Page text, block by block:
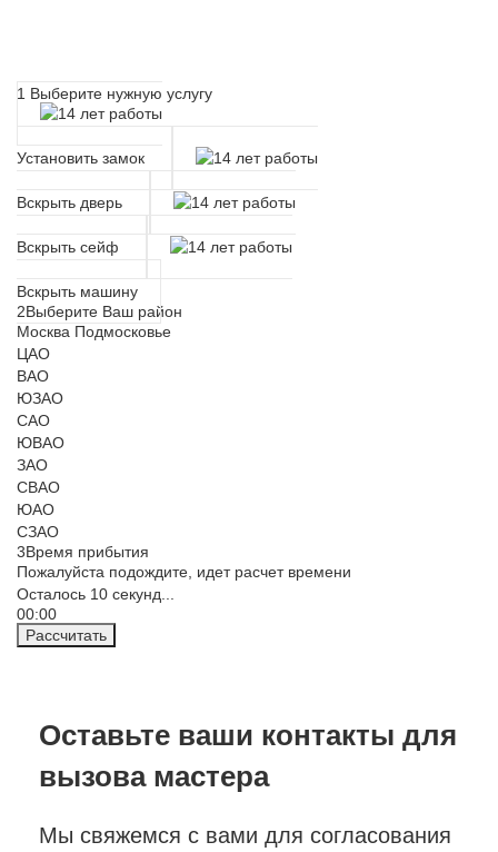
1 Выберите нужную услугу
Установить замок
Вскрыть дверь
Вскрыть сейф
Вскрыть машину
2Выберите Ваш район
Москва Подмосковье
ЦАО
ВАО
ЮЗАО
САО
ЮВАО
ЗАО
СВАО
ЮАО
СЗАО
3Время прибытия
Пожалуйста подождите, идет расчет времени
Осталось 10 секунд...
00:00
Рассчитать
Оставьте ваши контакты для
вызова мастера
Мы свяжемся с вами для согласования